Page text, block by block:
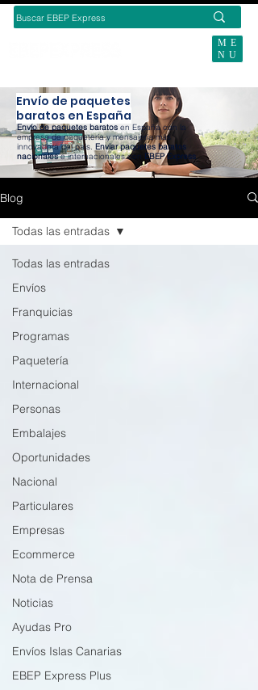
ME
NU
Envío de paquetes
baratos en España
Envío de paquetes baratos en España con la
empresa de paquetería y mensajería más
innovadora del país. Enviar paquetes baratos
nacionalese internacionales con EBEP Express.
Blog
Todas las entradas
Envíos
Franquicias
Programas
Paquetería
Internacional
Personas
Embalajes
Oportunidades
Nacional
Particulares
Empresas
Ecommerce
Nota de Prensa
Noticias
Ayudas Pro
Envíos Islas Canarias
EBEP Express Plus
Todas las entradas